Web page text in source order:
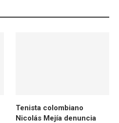
Tenista colombiano
Nicolás Mejía denuncia